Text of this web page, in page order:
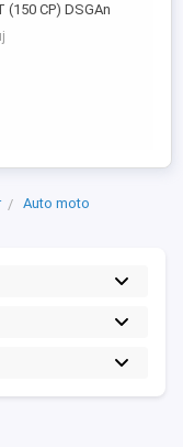
(150 CP) DSGAn
192.000 km (reali,
1.5 TSI ACT
de
Auto moto